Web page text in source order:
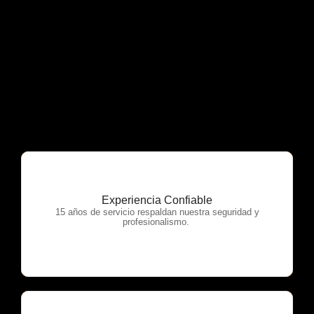
Experiencia Confiable
15 años de servicio respaldan nuestra seguridad y
profesionalismo.
OTP Servicios